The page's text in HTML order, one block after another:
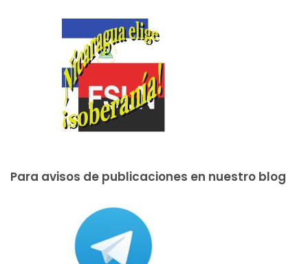
Para avisos de publicaciones en nuestro blog